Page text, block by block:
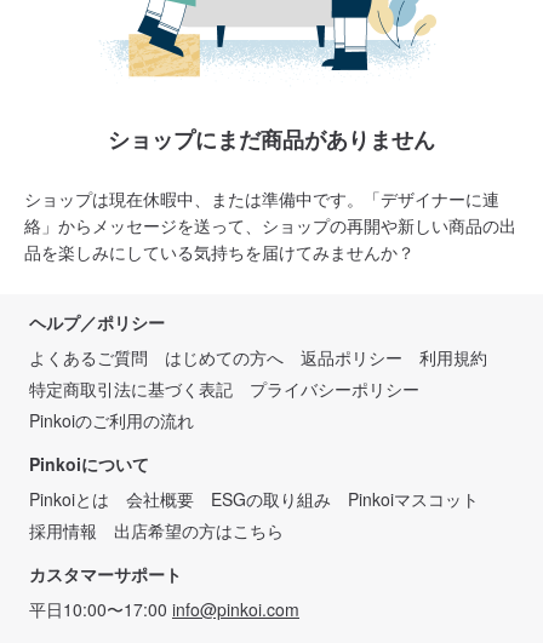
ショップにまだ商品がありません
ショップは現在休暇中、または準備中です。「デザイナーに連
絡」からメッセージを送って、ショップの再開や新しい商品の出
品を楽しみにしている気持ちを届けてみませんか？
ヘルプ／ポリシー
よくあるご質問
はじめての方へ 返品ポリシー
利用規約
特定商取引法に基づく表記
プライバシーポリシー
Pinkoiのご利用の流れ
Pinkoiについて
Pinkoiとは
会社概要 ESGの取り組み
Pinkoiマスコット
採用情報
出店希望の方はこちら
カスタマーサポート
平日10:00〜17:00 info@pinkoi.com